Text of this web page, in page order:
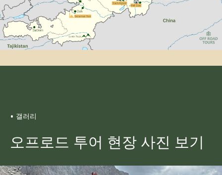
• 갤러리
오프로드 투어 현장 사진 보기
난이도: 중급
최적 시즌: 6월~9월